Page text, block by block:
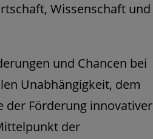
Wissenschaft und
und Chancen bei
Unabhängigkeit, dem
Förderung innovativer
der